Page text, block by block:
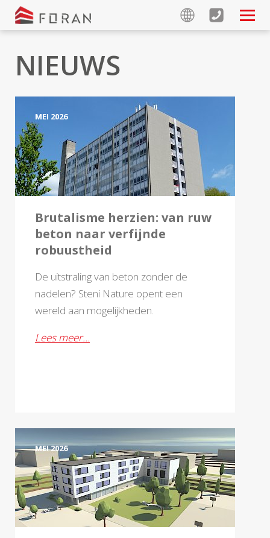
Ga naar inhoud
NIEUWS
MEI 2026
Brutalisme herzien: van ruw
beton naar verfijnde
robuustheid
De uitstraling van beton zonder de
nadelen? Steni Nature opent een
wereld aan mogelijkheden.
Lees meer…
MEI 2026